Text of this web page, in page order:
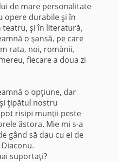
de mare personalitate
opere durabile şi în
teatru, şi în literatură,
o şansă, pe care
rata, noi, românii,
fiecare a doua zi
o opţiune, dar
ţipătul nostru
risipi munţii peste
ăstora. Mie mi s-a
gând să dau cu ei de
suportaţi?